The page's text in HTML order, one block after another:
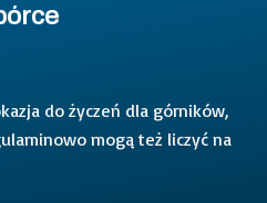
do życzeń dla górników,
mogą też liczyć na